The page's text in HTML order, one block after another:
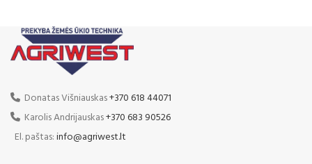
Donatas Višniauskas+370 618 44071
Karolis Andrijauskas+370 683 90526
El. paštas:info@agriwest.lt